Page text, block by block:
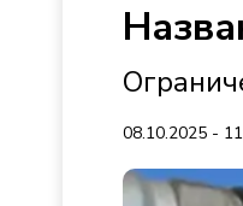
08.10.2025 -